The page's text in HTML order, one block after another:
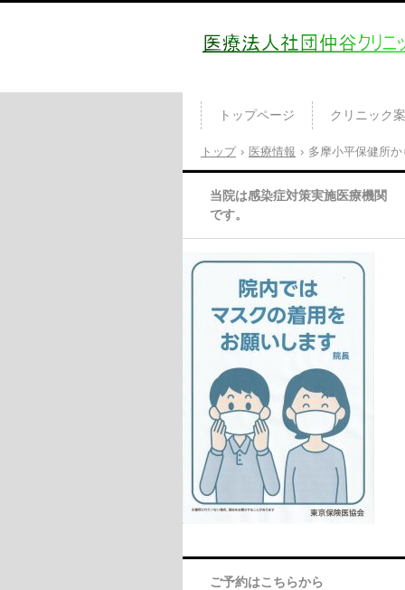
トップページ クリニック
トップ › 医療情報 › 多摩小平保健所
当院は感染症対策実施医療機関
です。
ご予約はこちらから